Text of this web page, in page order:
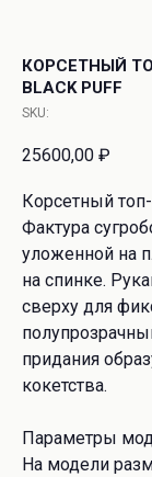
КОРСЕТНЫЙ
BLACK PUFF
SKU:
25600,00 ₽
Корсетный
Фактура
уложенной на
на спинке.
сверху для
придания
кокетства.
Параметры
На модели